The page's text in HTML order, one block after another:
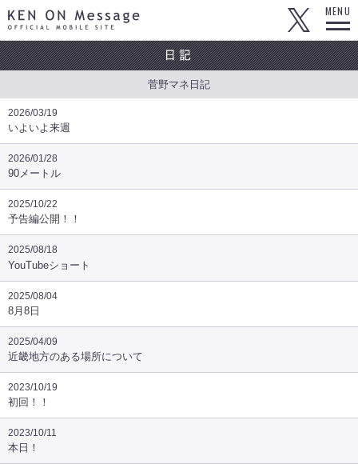
KEN ON Message OFFICIAL MOBILE SITE
MENU
菅野マネ日記
2026/03/19
いよいよ来週
2026/01/28
90メートル
2025/10/22
予告編公開！！
2025/08/18
YouTubeショート
2025/08/04
8月8日
2025/04/09
近畿地方のある場所について
2023/10/19
初回！！
2023/10/11
本日！